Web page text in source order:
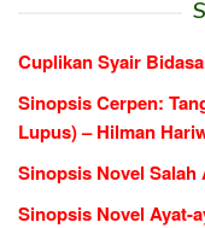
Cuplikan Syair
Sinopsis Cerpen:
Lupus) – Hilman
Sinopsis Novel
Sinopsis Novel Ayat-